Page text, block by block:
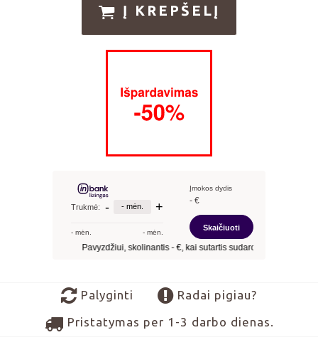
Į KREPŠELĮ
Palyginti Radai pigiau?
Pristatymas per 1-3 darbo dienas.